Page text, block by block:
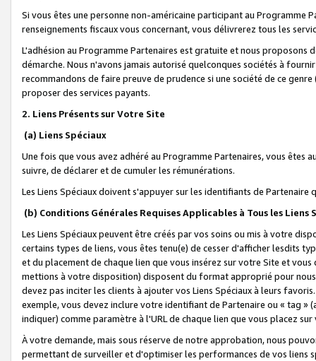
Si vous êtes une personne non-américaine participant au
renseignements fiscaux vous concernant, vous délivrerez tous les
L'adhésion au Programme Partenaires est gratuite et nous proposons
démarche. Nous n'avons jamais autorisé quelconques sociétés à
recommandons de faire preuve de prudence si une société de ce
proposer des services payants.
2. Liens Présents sur Votre Site
(a) Liens Spéciaux
Une fois que vous avez adhéré au Programme Partenaires, vous êtes
suivre, de déclarer et de cumuler les rémunérations.
Les Liens Spéciaux doivent s'appuyer sur les identifiants de Partenaire
(b) Conditions Générales Requises Applicables à Tous les Liens
Les Liens Spéciaux peuvent être créés par vos soins ou mis à votre
certains types de liens, vous êtes tenu(e) de cesser d'afficher lesdits
et du placement de chaque lien que vous insérez sur votre Site et
mettions à votre disposition) disposent du format approprié pour
devez pas inciter les clients à ajouter vos Liens Spéciaux à leurs
exemple, vous devez inclure votre identifiant de Partenaire ou « tag
indiquer) comme paramètre à l'URL de chaque lien que vous placez
À votre demande, mais sous réserve de notre approbation, nous
permettant de surveiller et d'optimiser les performances de vos liens